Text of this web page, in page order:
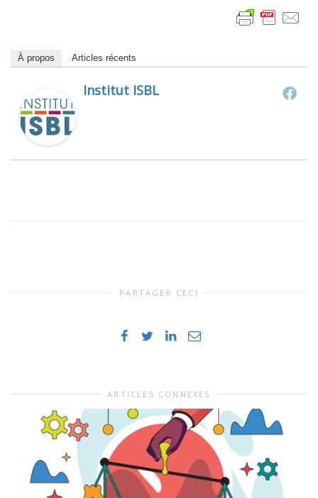
À propos Articles récents
Institut ISBL
PARTAGER CECI
ARTICLES CONNEXES